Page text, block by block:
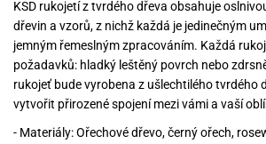
KSD rukojetí z tvrdého dřeva obsahuje
dřevin a vzorů, z nichž každá je jedinečným
jemným řemeslným zpracováním. Každá
požadavků: hladký leštěný povrch nebo
rukojeť bude vyrobena z ušlechtilého tvrdého
vytvořit přirozené spojení mezi vámi a vaší
- Materiály: Ořechové dřevo, černý ořech,